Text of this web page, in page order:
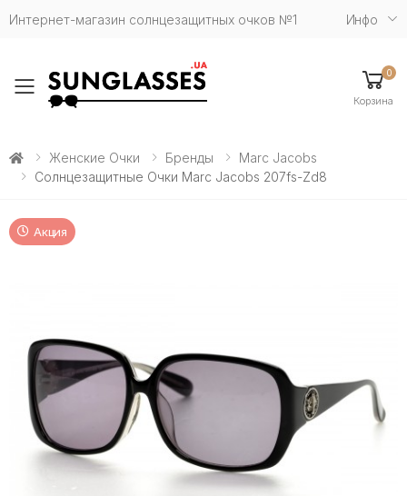
Интернет-магазин солнцезащитных очков №1 Инфо
Toggle mobile menu
0
Корзина
Женские Очки Бренды
Marc Jacobs
Солнцезащитные Очки Marc Jacobs 207fs-Zd8
Акция